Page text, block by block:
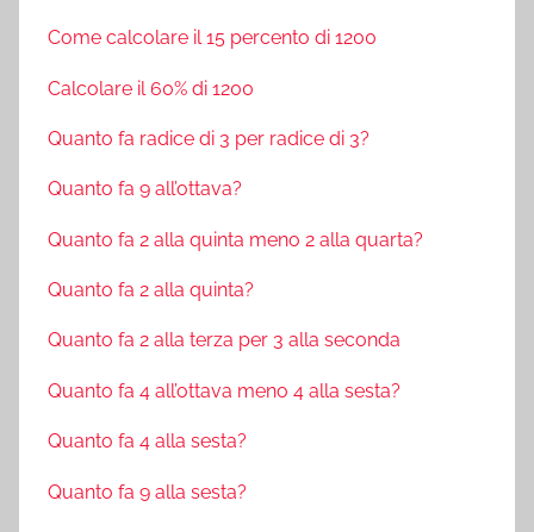
Come calcolare il 15 percento di 1200
Calcolare il 60% di 1200
Quanto fa radice di 3 per radice di 3?
Quanto fa 9 all’ottava?
Quanto fa 2 alla quinta meno 2 alla quarta?
Quanto fa 2 alla quinta?
Quanto fa 2 alla terza per 3 alla seconda
Quanto fa 4 all’ottava meno 4 alla sesta?
Quanto fa 4 alla sesta?
Quanto fa 9 alla sesta?